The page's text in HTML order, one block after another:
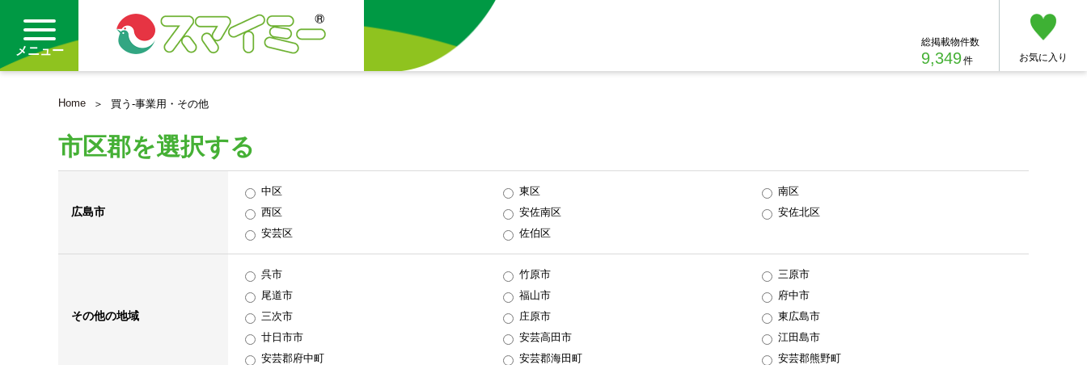
メニュー
総掲載物件数
9,349件 お気に入り
Home 買う-事業用・その他
市区郡を選択する
広島市
中区 東区
南区
西区
安佐南区
安佐北区
安芸区
佐伯区
その他の地域
呉市 竹原市
三原市
尾道市
福山市
府中市
三次市
庄原市
東広島市
廿日市市
安芸高田市
江田島市
安芸郡府中町
安芸郡海田町 安芸郡熊野町